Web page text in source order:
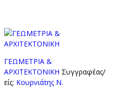
ΓΕΩΜΕΤΡΙΑ &
ΑΡΧΙΤΕΚΤΟΝΙΚΗ Συγγραφέας/
είς: Κουρνιάτης Ν.